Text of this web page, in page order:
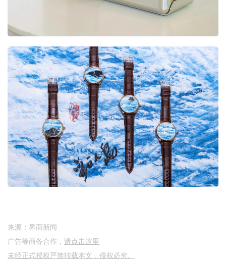
来源：界面新闻
广告等商务合作， 请点击这里
未经正式授权严禁转载本文，侵权必究。